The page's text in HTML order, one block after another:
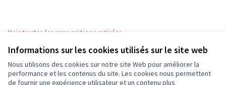
Informations sur les cookies utilisés sur le site web
Nous utilisons des cookies sur notre site Web pour améliorer la
performance et les contenus du site. Les cookies nous permettent
de fournir une expérience utilisateur et un contenu plus
Voir toutes les propositions retirées
Conditions d'utilisation
Paramètres des cookies